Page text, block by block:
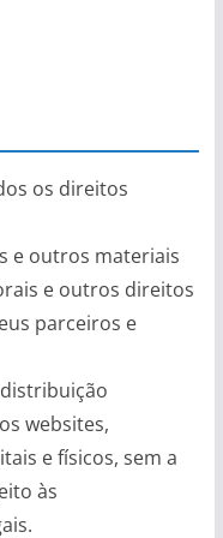
os direitos
e outros materiais
e outros direitos
parceiros e
websites,
e físicos, sem a
às